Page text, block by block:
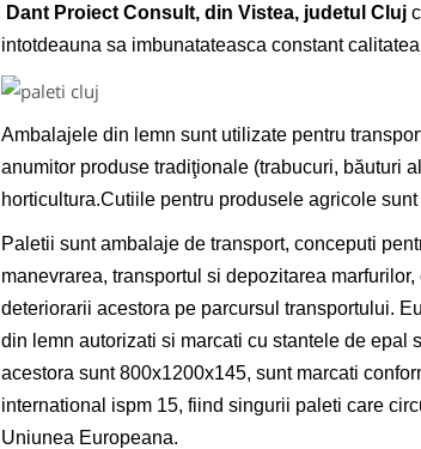
Dant Proiect Consult, din Vistea, judetul Cluj
intotdeauna sa imbunatateasca constant
Ambalajele din lemn sunt utilizate pentru
anumitor produse tradiţionale (trabucuri, băuturi
horticultura.Cutiile pentru produsele agricole
Paletii sunt ambalaje de transport, conceputi
manevrarea, transportul si depozitarea
deteriorarii acestora pe parcursul transportului.
din lemn autorizati si marcati cu stantele de epal
acestora sunt 800x1200x145, sunt marcati
international ispm 15, fiind singurii paleti care
Uniunea Europeana.